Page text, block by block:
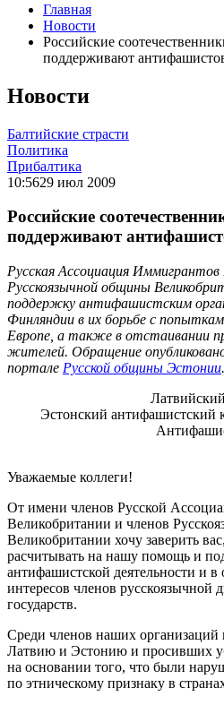
Главная
Новости
Российские
поддерживают
Новости
Балтийские страсти
Политика
Прибалтика
10:5629 июл 2009
Российские
поддерживают
Русская Ассоциация
Русскоязычной общины
поддержку антифашистским
Финляндии в их борьбе с
Европе, а также в отстаивании
жителей. Обращение
портале Русской общины Эстонии.
Эстонский антифашистский
Уважаемые коллеги!
От имени членов Русской
Великобритании и членов
Великобритании хочу заверить
расчитывать на нашу помощь и
антифашистской деятельности и в
интересов членов русскоязычной
государств.
Среди членов наших
Латвию и Эстонию и просивших
на основании того, что были
по этническому признаку в